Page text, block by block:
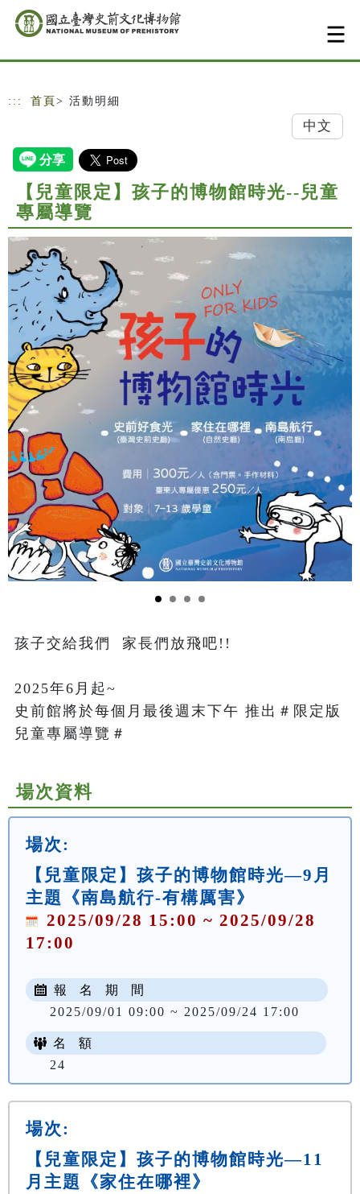
跳到主要內容
網站導覽
::: 首頁 > 活動明細
中文
【兒童限定】孩子的博物館時光--兒童
專屬導覽
孩子交給我們  家長們放飛吧!!
2025年6月起~
史前館將於每個月最後週末下午 推出＃限定版
兒童專屬導覽＃
場次資料
場次:
【兒童限定】孩子的博物館時光—9月
主題《南島航行-有構厲害》
2025/09/28 15:00 ~ 2025/09/28
17:00
報 名 期 間
2025/09/01 09:00 ~ 2025/09/24 17:00
名 額
24
場次:
【兒童限定】孩子的博物館時光—11
月主題《家住在哪裡》